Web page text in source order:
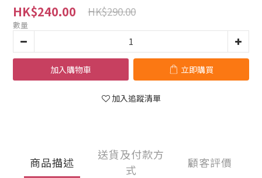
HK$240.00 HK$290.00
數量
加入購物車 立即購買
加入追蹤清單
商品描述
送貨及付款方
式
顧客評價